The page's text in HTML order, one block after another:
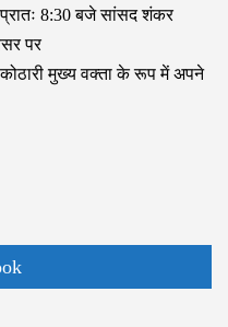
प्रातः 8:30 बजे सांसद शंकर
पर
कोठारी मुख्य वक्ता के रूप में अपने